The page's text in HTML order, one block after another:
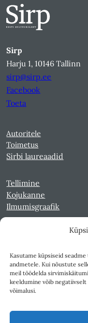
Kasutame küpsiseid
andmetele. Kui nõustute
meil töödelda
keeldumine võib
võimalusi.
Sirp
Harju 1, 10146 Tallinn
sirp@sirp.ee
Facebook
Toeta
Autoritele
Toimetus
Sirbi laureaadid
Tellimine
Kojukanne
Ilmumisgraafik
Kultuurileht 1994-1997
Reede 1989-1990
Sirp ja Vasar 1940-